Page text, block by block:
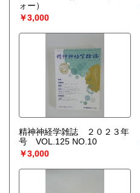
ォー）
￥3,000
精神神経学雑誌 ２０２３年
号 VOL.125 NO.10
￥3,000